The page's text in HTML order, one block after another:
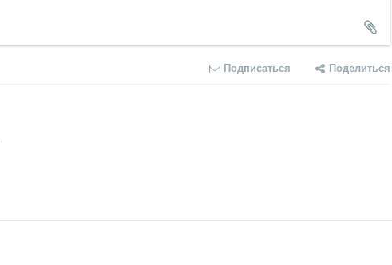
Подписаться Поделиться